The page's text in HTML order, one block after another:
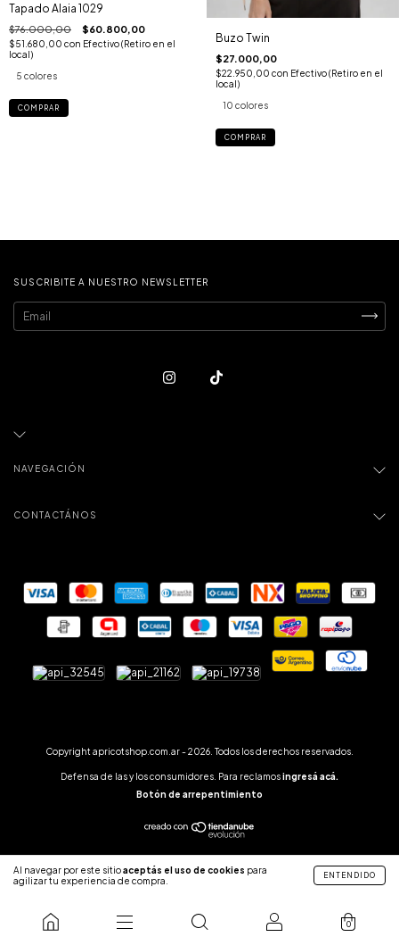
Al navegar por este sitioaceptás el uso de cookies para
agilizar tu experiencia de compra.
ENTENDIDO
0
Tapado Alaia 1029
$76.000,00 $60.800,00
$51.680,00 con Efectivo (Retiro en el
local)
5 colores
COMPRAR
Buzo Twin
$27.000,00
$22.950,00 con Efectivo (Retiro en el
local)
10 colores
COMPRAR
SUSCRIBITE A NUESTRO NEWSLETTER
NAVEGACIÓN
CONTACTÁNOS
Copyright apricotshop.com.ar - 2026. Todos los derechos reservados.
Defensa de las y los consumidores. Para reclamosingresá acá.
Botón de arrepentimiento